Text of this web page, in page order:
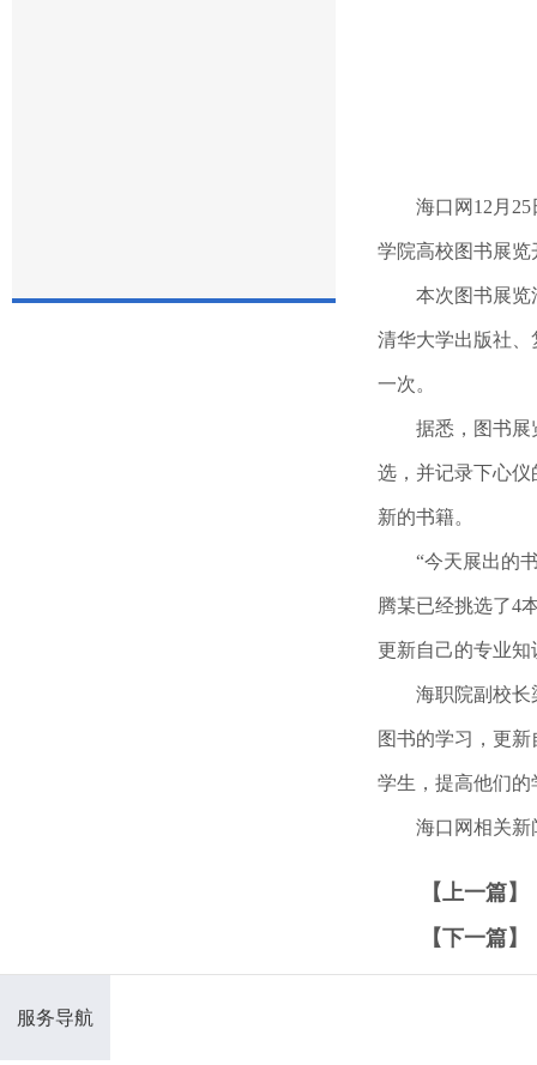
海口网 12 月 25
学院高校图书展
本次图书展览
清华大学出版社
一次。
据悉，图书展
选，并记录下心
新的书籍。
“今天展出的
腾某已经挑选了4
更新自己的专业
海职院副校长
图书的学习，更
学生，提高他们的
海口网相关新
【上一篇】
【下一篇】
服务导航